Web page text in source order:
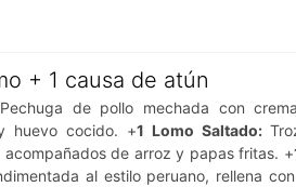
+ 1 causa de atún
Pechuga de pollo mechada con
huevo cocido. +1 Lomo Saltado:
de arroz y papas fritas. +
al estilo peruano, rellena